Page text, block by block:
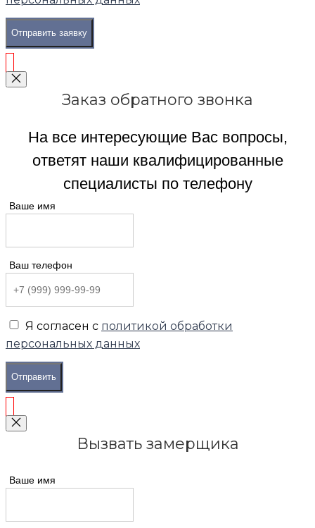
Отправить заявку
Заказ обратного звонка
На все интересующие Вас вопросы,
ответят наши квалифицированные
специалисты по телефону
Ваше имя
Ваш телефон
Я согласен с политикой обработки
персональных данных
Отправить
Вызвать замерщика
Ваше имя